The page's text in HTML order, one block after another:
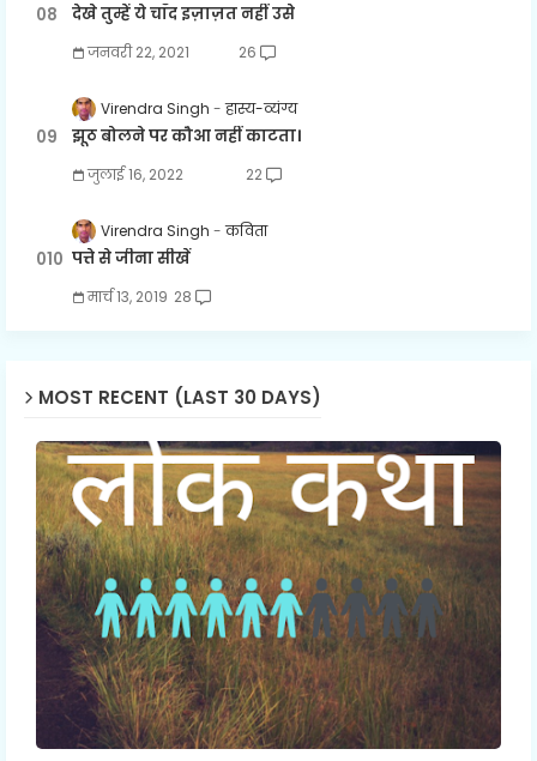
देखे तुम्हें ये चाँद इज़ाज़त नहीं उसे
जनवरी 22, 2021 26
Virendra Singh हास्य-व्यंग्य
झूठ बोलने पर कौआ नहीं काटता।
जुलाई 16, 2022 22
Virendra Singh कविता
पत्ते से जीना सीखें
मार्च 13, 2019 28
MOST RECENT (LAST 30 DAYS)